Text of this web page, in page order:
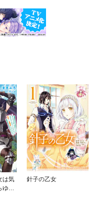
は気
る
針子の乙女